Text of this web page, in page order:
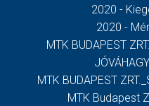
2020 -
2020 -
MTK BUDAPEST
MTK BUDAPEST
MTK Budapest